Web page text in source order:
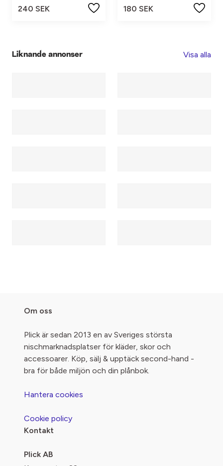
240 SEK
180 SEK
Liknande annonser Visa alla
Om oss
Plick är sedan 2013 en av Sveriges största
nischmarknadsplatser för kläder, skor och
accessoarer. Köp, sälj & upptäck second-hand -
bra för både miljön och din plånbok.
Hantera cookies
Cookie policy
Kontakt
Plick AB